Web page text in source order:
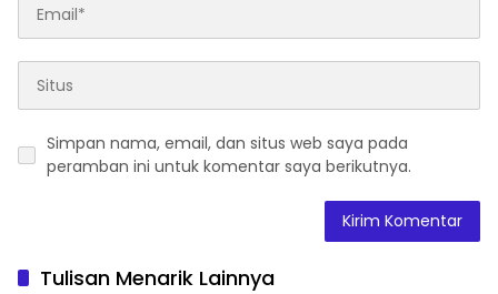
Simpan nama, email, dan situs web saya pada
peramban ini untuk komentar saya berikutnya.
Tulisan Menarik Lainnya